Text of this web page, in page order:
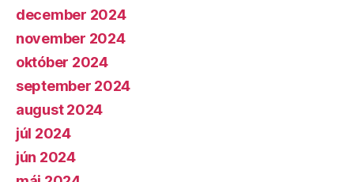
december 2024
november 2024
október 2024
september 2024
august 2024
júl 2024
jún 2024